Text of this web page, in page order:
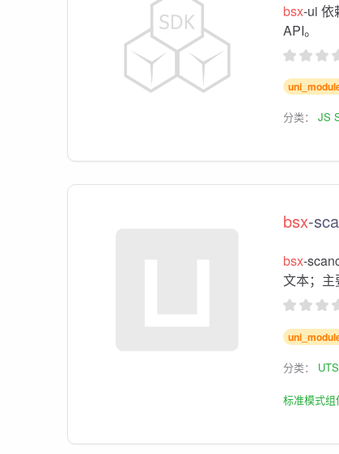
bsx-ui 依
API。
分类： JS
bsx-
bsx-
文本；主
分类：
标准模式组